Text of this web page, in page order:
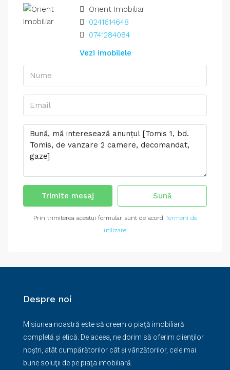
Orient Imobiliar
0241614648
0741284084
Vezi imobilele
Trimite mesaj Sună
Prin trimiterea acestui formular sunt de acord Termeni de
utilizare
Despre noi
Misiunea noastră este să creem o piaţă imobiliară
completă şi etică. De aceea, ne dorim să oferim clienţilor
noştri, atât cumpărătorilor cât şi vânzătorilor, cele mai
bune soluţii de pe piaţa imobiliară.